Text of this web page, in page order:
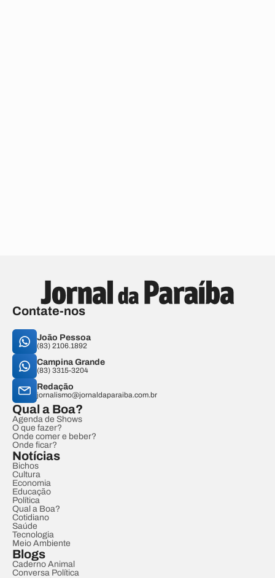
Contate-nos
João Pessoa
(83) 2106.1892
Campina Grande
(83) 3315-3204
Redação
jornalismo@jornaldaparaiba.com.br
Qual a Boa?
Agenda de Shows
O que fazer?
Onde comer e beber?
Onde ficar?
Notícias
Bichos
Cultura
Economia
Educação
Política
Qual a Boa?
Cotidiano
Saúde
Tecnologia
Meio Ambiente
Blogs
Caderno Animal
Conversa Política